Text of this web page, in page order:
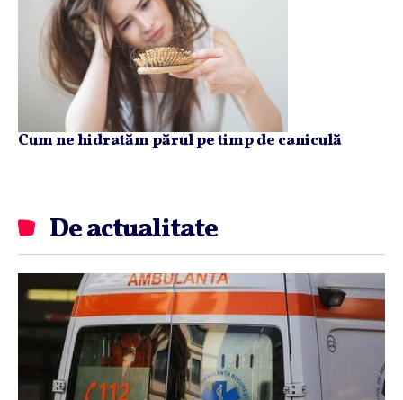
Cum ne hidratăm părul pe timp de caniculă
De actualitate